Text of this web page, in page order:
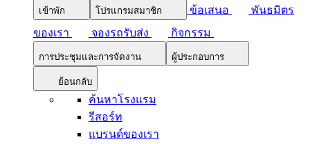
เข้าพัก โปรแกรมสมาชิก ข้อเสนอ
พันธมิตร
ของเรา
จองรถรับส่ง กิจกรรม
การประชุมและการจัดงาน ผู้ประกอบการ
ย้อนกลับ
ค้นหาโรงแรม
รีสอร์ท
แบรนด์ของเรา